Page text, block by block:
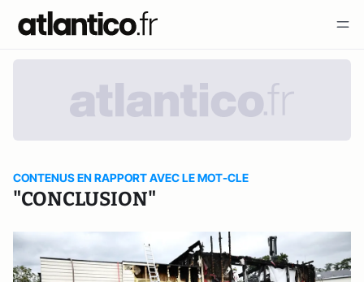
CONTENUS EN RAPPORT AVEC LE MOT-CLE
"CONCLUSION"